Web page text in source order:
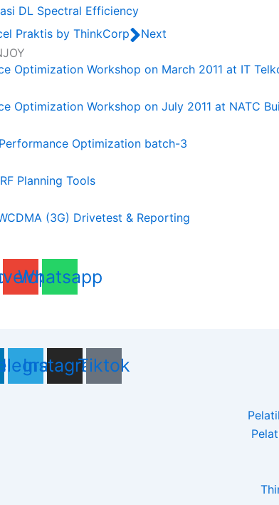
DL Spectral Efficiency
Praktis by ThinkCorp
Next
Optimization Workshop on March 2011 at IT
Optimization Workshop on July 2011 at NATC
Optimization batch-3
Planning Tools
(3G) Drivetest & Reporting
Whatsapp
Instagram
Tiktok